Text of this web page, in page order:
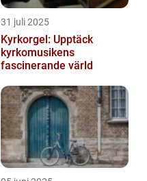
31 juli 2025
Kyrkorgel: Upptäck
kyrkomusikens
fascinerande värld